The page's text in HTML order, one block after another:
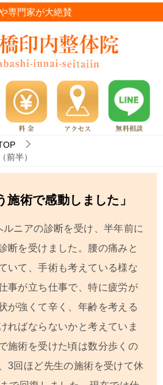
専門家が大絶賛
前半）
施術で感動しました」
ニアの診断を受け、半年前に
断を受けました。腰の痛みと
いて、手術も考えている様な
事が立ち仕事で、特に疲労が
が強くて辛く、年齢を考える
ればならないかと考えていま
施術を受けた頃は数分歩くの
3回ほど先生の施術を受けて休